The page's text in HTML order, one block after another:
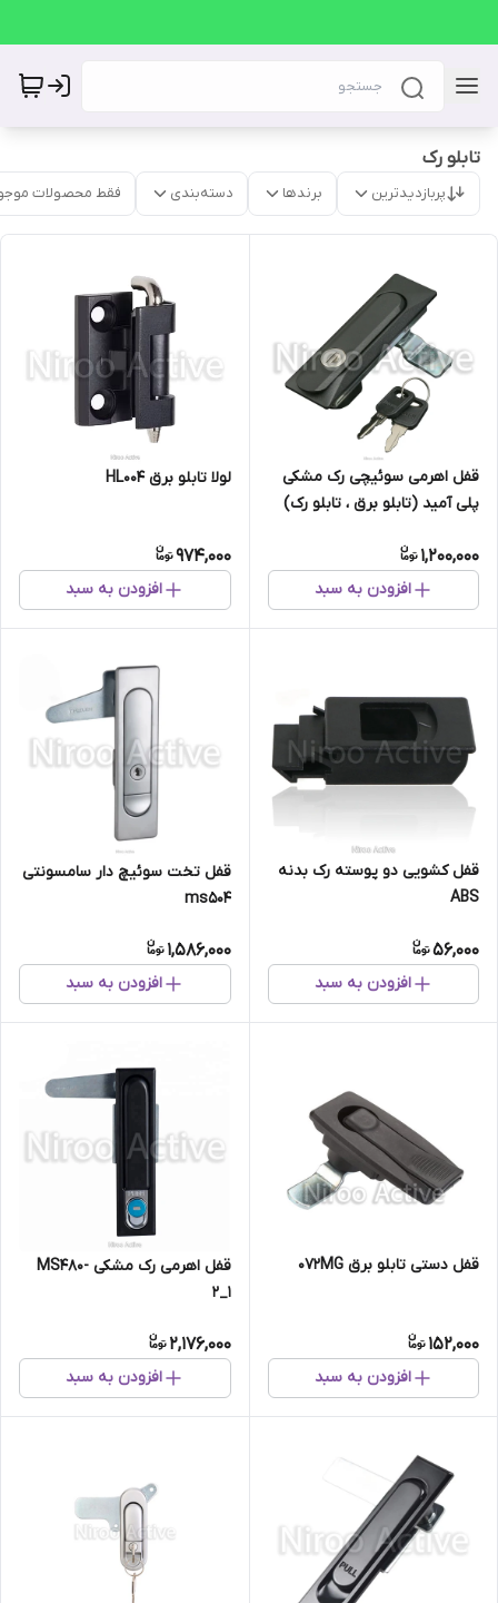
تابلو رک
پربازدیدترین برندها دسته‌بندی فقط محصولات
قفل اهرمی سوئیچی رک مشکی
پلی آمید (تابلو برق ، تابلو رک)
1,200,000
افزودن به سبد
لولا تابلو برق HL004
974,000
افزودن به سبد
قفل کشویی دو پوسته رک بدنه
ABS
56,000
افزودن به سبد
قفل تخت سوئیچ دار سامسونتی
ms504
1,586,000
افزودن به سبد
قفل دستی تابلو برق ۰۷۲MG
152,000
افزودن به سبد
قفل اهرمی رک مشکی MS480-
2_1
2,176,000
افزودن به سبد